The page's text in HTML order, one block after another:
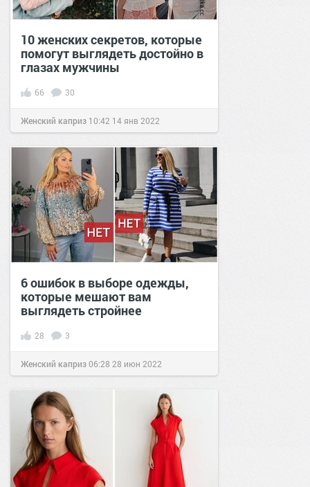
10 женских секретов, которые
помогут выглядеть достойно в
глазах мужчины
66 30
Женский каприз 10:42 14 янв 2022
6 ошибок в выборе одежды,
которые мешают вам
выглядеть стройнее
28 3
Женский каприз06:28 28 июн 2022